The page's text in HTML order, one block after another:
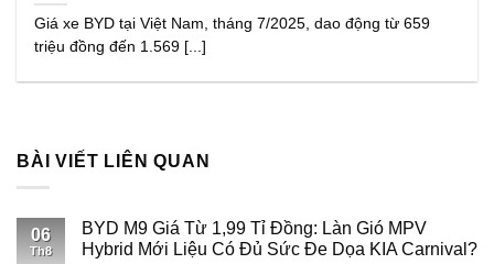
Giá xe BYD tại Việt Nam, tháng 7/2025, dao động từ 659
triệu đồng đến 1.569 [...]
BÀI VIẾT LIÊN QUAN
06
Th8
BYD M9 Giá Từ 1,99 Tỉ Đồng: Làn Gió MPV
Hybrid Mới Liệu Có Đủ Sức Đe Dọa KIA Carnival?